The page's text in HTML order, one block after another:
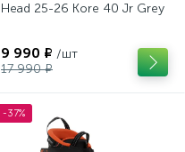
Head 25-26 Kore 40 Jr Grey
9 990 ₽ /шт
17 990 ₽
-37%